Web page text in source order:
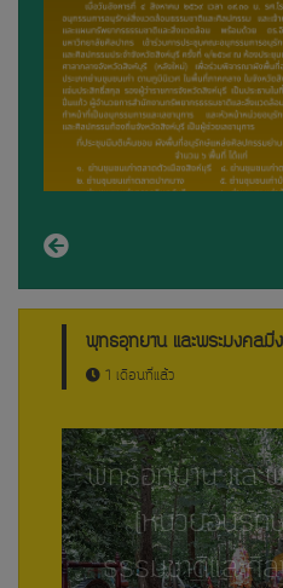
พุทธอุทยาน และพระมงคลมิ่ง
1 เดือนที่แล้ว
พุทธอุทยาน และ
(หน่วยอนุรัก
ธรรมชาติและศิ